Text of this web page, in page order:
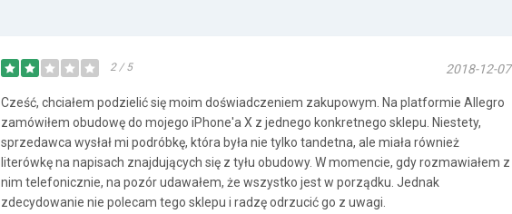
2 / 5 2018-12-07
Cześć, chciałem podzielić się moim doświadczeniem zakupowym. Na platformie Allegro
zamówiłem obudowę do mojego iPhone'a X z jednego konkretnego sklepu. Niestety,
sprzedawca wysłał mi podróbkę, która była nie tylko tandetna, ale miała również
literówkę na napisach znajdujących się z tyłu obudowy. W momencie, gdy rozmawiałem z
nim telefonicznie, na pozór udawałem, że wszystko jest w porządku. Jednak
zdecydowanie nie polecam tego sklepu i radzę odrzucić go z uwagi.